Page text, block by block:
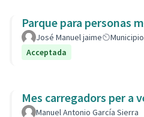
Parque para personas
José Manuel jaime Municipio
Acceptada
Mes carregadors per a
Manuel Antonio García Sierra